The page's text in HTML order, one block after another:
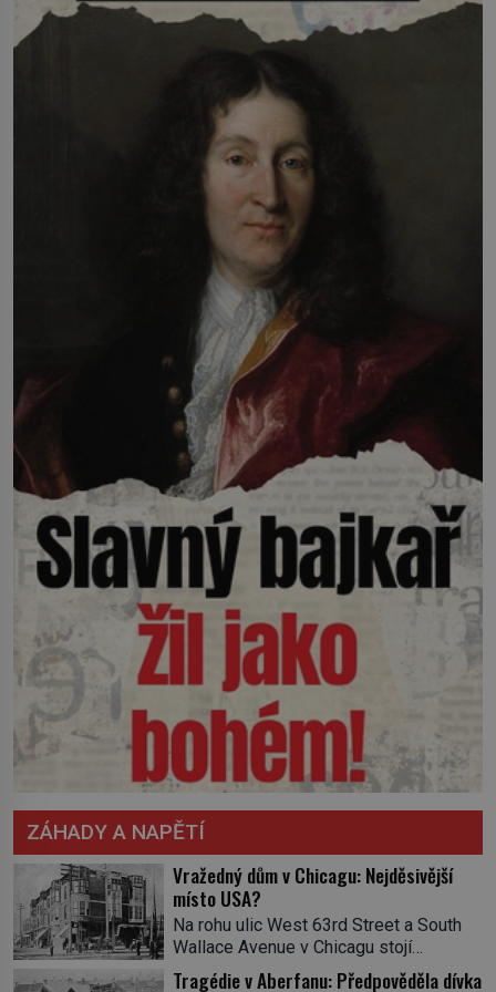
ZÁHADY A NAPĚTÍ
Vražedný dům v Chicagu: Nejděsivější
místo USA?
Na rohu ulic West 63rd Street a South
Wallace Avenue v Chicagu stojí
nenápadná pošta. Nemá žádný speciální
Tragédie v Aberfanu: Předpověděla dívka